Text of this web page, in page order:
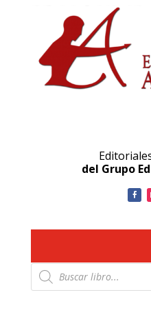
del Grupo
Búsqueda
de
productos